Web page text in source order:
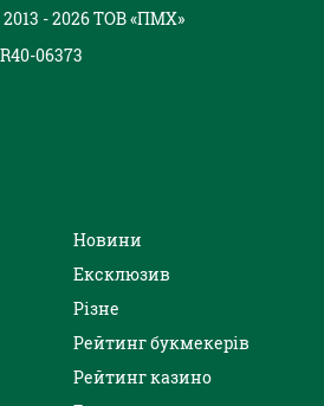
- 2026 ТОВ «ПМХ»
06373
Новини
Ексклюзив
Різне
Рейтинг букмекерів
Рейтинг казино